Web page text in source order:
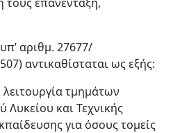
αριθμ. 27677/
αντικαθίσταται ως εξής:
τμημάτων
Λυκείου και Τεχνικής
για όσους τομείς